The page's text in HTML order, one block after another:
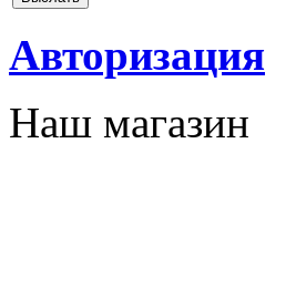
Авторизация
Наш магазин